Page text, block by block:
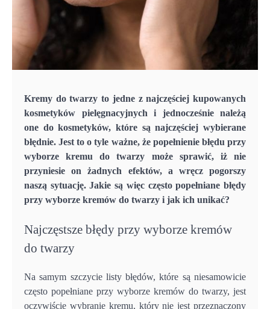
Kremy do twarzy to jedne z najczęściej kupowanych
kosmetyków pielęgnacyjnych i jednocześnie należą
one do kosmetyków, które są najczęściej wybierane
błędnie. Jest to o tyle ważne, że popełnienie błędu przy
wyborze kremu do twarzy może sprawić, iż nie
przyniesie on żadnych efektów, a wręcz pogorszy
naszą sytuację. Jakie są więc często popełniane błędy
przy wyborze kremów do twarzy i jak ich unikać?
Najczęstsze błędy przy wyborze kremów
do twarzy
Na samym szczycie listy błędów, które są niesamowicie
często popełniane przy wyborze kremów do twarzy, jest
oczywiście wybranie kremu, który nie jest przeznaczony